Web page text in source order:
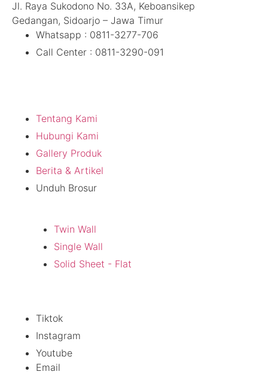
Jl. Raya Sukodono No. 33A, Keboansikep
Gedangan, Sidoarjo – Jawa Timur
Whatsapp : 0811-3277-706
Call Center : 0811-3290-091
Tentang Kami
Hubungi Kami
Gallery Produk
Berita & Artikel
Unduh Brosur
Twin Wall
Single Wall
Solid Sheet - Flat
Tiktok
Instagram
Youtube
Email